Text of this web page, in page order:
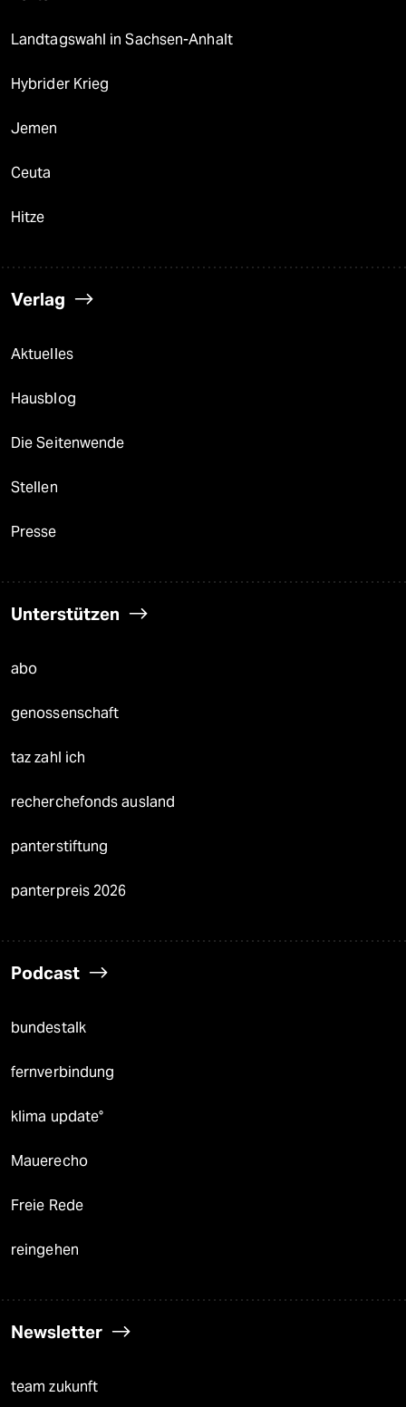
Landtagswahl in Sachsen-Anhalt
Hybrider Krieg
Jemen
Ceuta
Hitze
Verlag
Aktuelles
Hausblog
Die Seitenwende
Stellen
Presse
Unterstützen
abo
genossenschaft
taz zahl ich
recherchefonds ausland
panterstiftung
panterpreis 2026
Podcast
bundestalk
fernverbindung
klima update°
Mauerecho
Freie Rede
reingehen
Newsletter
team zukunft